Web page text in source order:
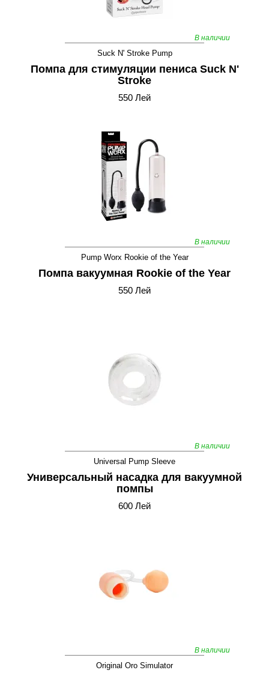
В наличии
Suck N' Stroke Pump
Помпа для стимуляции пениса Suck N'
Stroke
550 Лей
В наличии
Pump Worx Rookie of the Year
Помпа вакуумная Rookie of the Year
550 Лей
В наличии
Universal Pump Sleeve
Универсальный насадка для вакуумной
помпы
600 Лей
В наличии
Original Oro Simulator